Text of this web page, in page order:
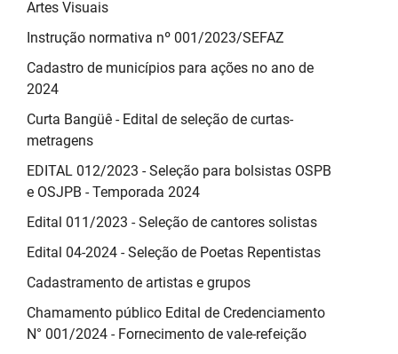
Artes Visuais
Instrução normativa nº 001/2023/SEFAZ
Cadastro de municípios para ações no ano de
2024
Curta Bangüê - Edital de seleção de curtas-
metragens
EDITAL 012/2023 - Seleção para bolsistas OSPB
e OSJPB - Temporada 2024
Edital 011/2023 - Seleção de cantores solistas
Edital 04-2024 - Seleção de Poetas Repentistas
Cadastramento de artistas e grupos
Chamamento público Edital de Credenciamento
N° 001/2024 - Fornecimento de vale-refeição